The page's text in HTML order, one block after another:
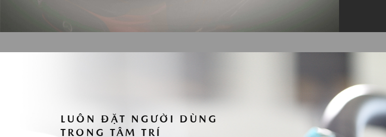
LUÔN ĐẶT NGƯỜI DÙNG
TRONG TÂM TRÍ